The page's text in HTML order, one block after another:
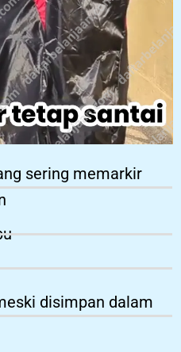
sering memarkir
disimpan dalam